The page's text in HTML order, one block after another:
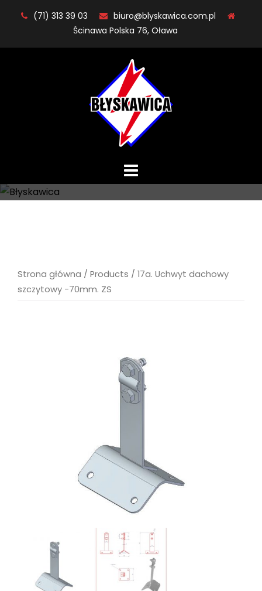
(71) 313 39 03
biuro@blyskawica.com.pl
Ścinawa Polska 76, Oława
Strona główna / Products / 17a. Uchwyt dachowy
szczytowy -70mm. ZS